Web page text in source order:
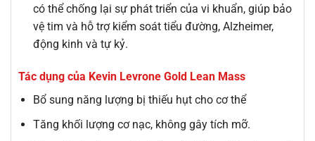
có thể chống lại sự phát triển của vi khuẩn, giúp bảo
vệ tim và hỗ trợ kiểm soát tiểu đường, Alzheimer,
động kinh và tự kỷ.
Tác dụng của Kevin Levrone Gold Lean Mass
Bổ sung năng lượng bị thiếu hụt cho cơ thể
Tăng khối lượng cơ nạc, không gây tích mỡ.